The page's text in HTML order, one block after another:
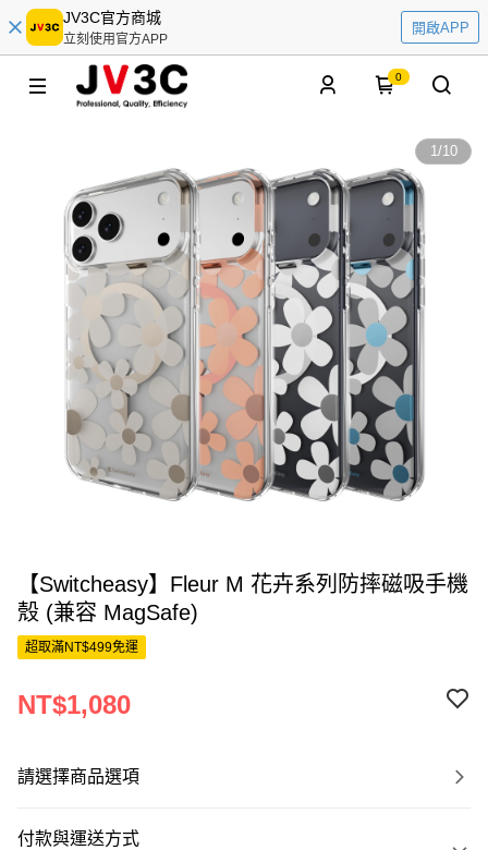
JV3C官方商城
立刻使用官方APP
開啟APP
0
1/10
【Switcheasy】Fleur M 花卉系列防摔磁吸手機
殼 (兼容 MagSafe)
超取滿NT$499免運
NT$1,080
請選擇商品選項
付款與運送方式